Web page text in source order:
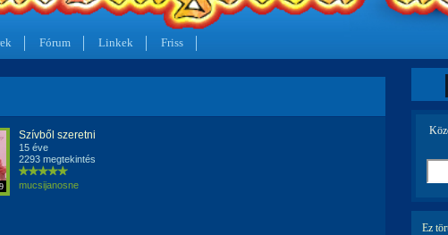
Fórum Linkek Friss
Szívből szeretni
15 éve
2293 megtekintés
mucsijanosne
Ez